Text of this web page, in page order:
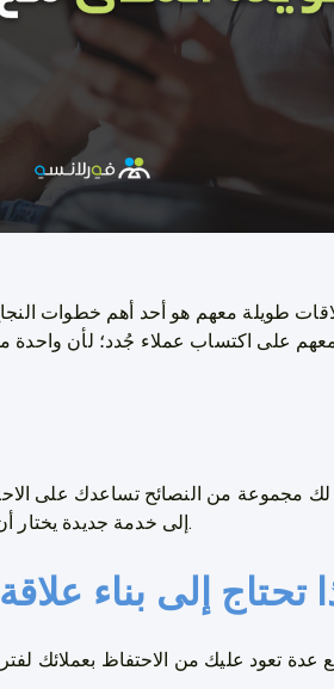
علاقات طويلة معهم هو أحد أهم خطوات
على اكتساب عملاء جُدد؛ لأن
مجموعة من النصائح تساعدك على
إلى خدمة جديدة يختار أن يعود إليك ويوصي بك إلى الكثير من العملاء الآخرين.
تحتاج إلى بناء